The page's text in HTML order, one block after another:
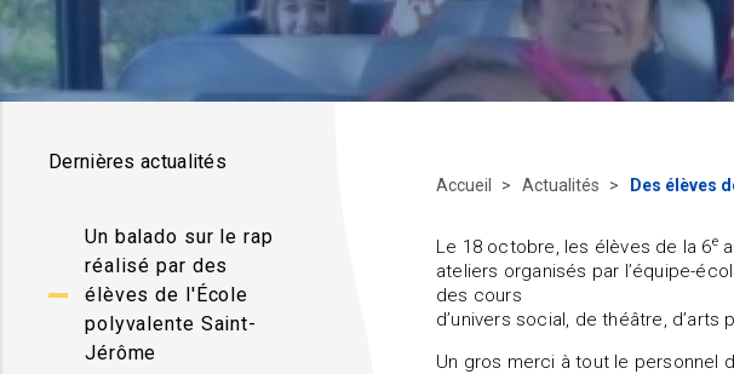
Dernières actualités
Un balado sur le rap
réalisé par des
élèves de l'École
polyvalente Saint-
Jérôme
Accueil Actualités Des élèves
Le 18 octobre, les élèves de la 6e
ateliers organisés par l’équipe-
des cours
d’univers social, de théâtre,
Un gros merci à tout le personnel